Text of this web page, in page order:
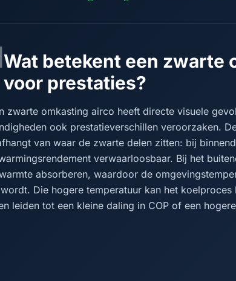
Wat betekent een zwarte
voor prestaties?
zwarte omkasting airco heeft directe visuele
ook prestatieverschillen veroorzaken.
van waar de zwarte delen zitten: bij
verwaarloosbaar. Bij het
absorberen, waardoor de
Die hogere temperatuur kan het
leiden tot een kleine daling in COP of een